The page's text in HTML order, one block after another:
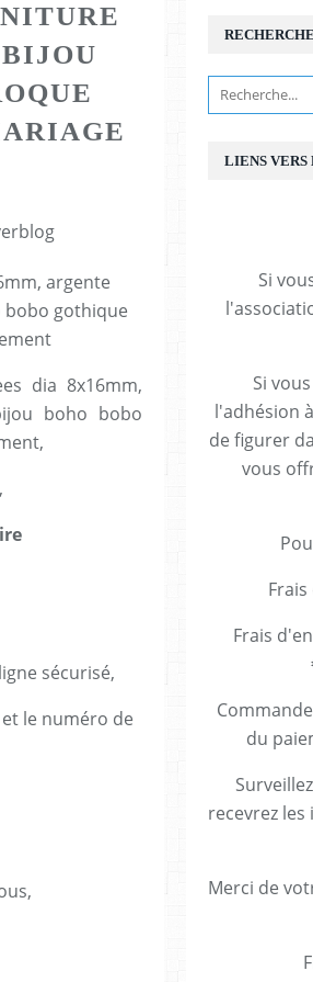
dia 8x16mm,
boho bobo
sécurisé,
le numéro de
RECHERCHE
LIENS VERS
Si
Si
l'adhésion
de figurer
vous
Frais
du
recevrez
Merci de